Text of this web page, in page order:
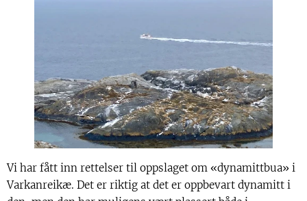
Vi har fått inn rettelser til oppslaget om «dynamittbua» i
Varkanreikæ. Det er riktig at det er oppbevart dynamitt i